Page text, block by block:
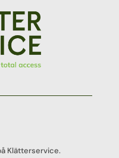
Klätterservice.